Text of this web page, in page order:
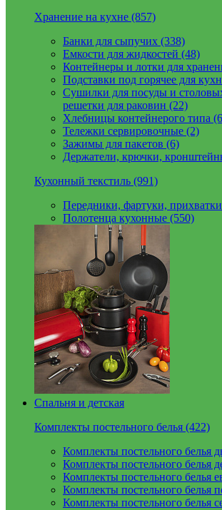
Хранение на кухне (857)
Банки для сыпучих (338)
Емкости для жидкостей (48)
Контейнеры и лотки для
Подставки под горячее для
Сушилки для посуды и
решетки для раковин (22)
Хлебницы контейнерого типа
Тележки сервировочные (2)
Зажимы для пакетов (6)
Держатели, крючки,
Кухонный текстиль (991)
Передники, фартуки,
Полотенца кухонные (550)
Спальня и детская
Комплекты постельного белья (422)
Комплекты постельного белья
Комплекты постельного белья
Комплекты постельного белья
Комплекты постельного белья
Комплекты постельного белья